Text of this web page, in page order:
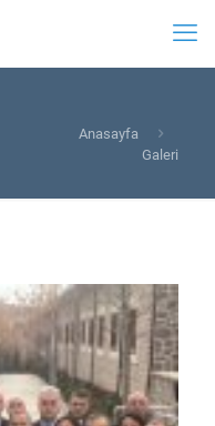
Anasayfa
Galeri